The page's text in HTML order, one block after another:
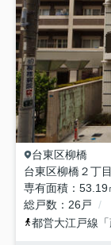
台東区柳橋
台東区柳橋２丁
専有面積
53.19
総戸数
26戸
都営大江戸線 「